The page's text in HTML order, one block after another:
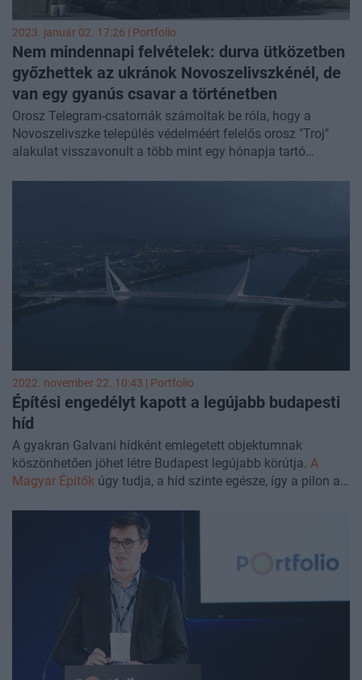
2023. január 02. 17:26 | Portfolio
Nem mindennapi felvételek: durva ütközetben
győzhettek az ukránok Novoszelivszkénél, de
van egy gyanús csavar a történetben
Orosz Telegram-csatornák számoltak be róla, hogy a
Novoszelivszke település védelméért felelős orosz "Troj"
alakulat visszavonult a több mint egy hónapja tartó
visszavonuló orosz csapatokat frissebbek váltják a
frontvonalon. Egyes ukrán alakulatok mindeközben
felvételeket osztanak meg a település visszavételéről,
azonban az ukrán vezérkar mindmáig nem erősítette meg a
2022. november 22. 10:43 | Portfolio
Építési engedélyt kapott a legújabb budapesti
híd
A gyakran Galvani hídként emlegetett objektumnak
köszönhetően jöhet létre Budapest legújabb körútja. A
Magyar Építők úgy tudja, a híd szinte egésze, így a pilon a